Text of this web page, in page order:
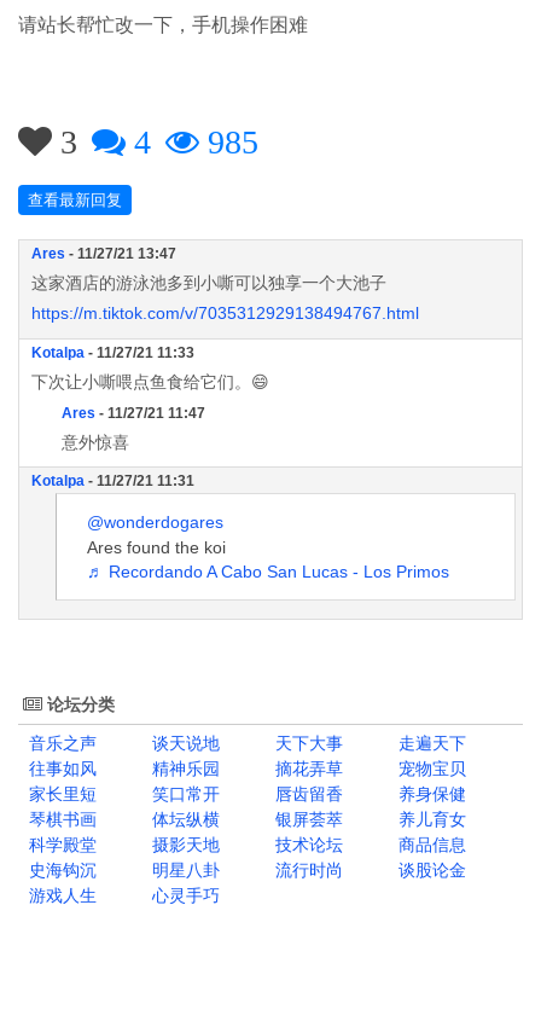
请站长帮忙改一下，手机操作困难
3 4 985
查看最新回复
Ares - 11/27/21 13:47
这家酒店的游泳池多到小嘶可以独享一个大池子
https://m.tiktok.com/v/7035312929138494767.html
Kotalpa - 11/27/21 11:33
下次让小嘶喂点鱼食给它们。😄
Ares - 11/27/21 11:47
意外惊喜
Kotalpa - 11/27/21 11:31
@wonderdogares
Ares found the koi
♬ Recordando A Cabo San Lucas - Los Primos
论坛分类
音乐之声
谈天说地 天下大事
走遍天下
往事如风
精神乐园 摘花弄草
宠物宝贝
家长里短
笑口常开 唇齿留香
养身保健
琴棋书画
体坛纵横 银屏荟萃
养儿育女
科学殿堂
摄影天地 技术论坛
商品信息
史海钩沉
明星八卦 流行时尚
谈股论金
游戏人生
心灵手巧